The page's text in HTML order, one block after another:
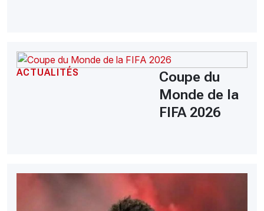
ACTUALITÉS
Coupe du
Monde de la
FIFA 2026